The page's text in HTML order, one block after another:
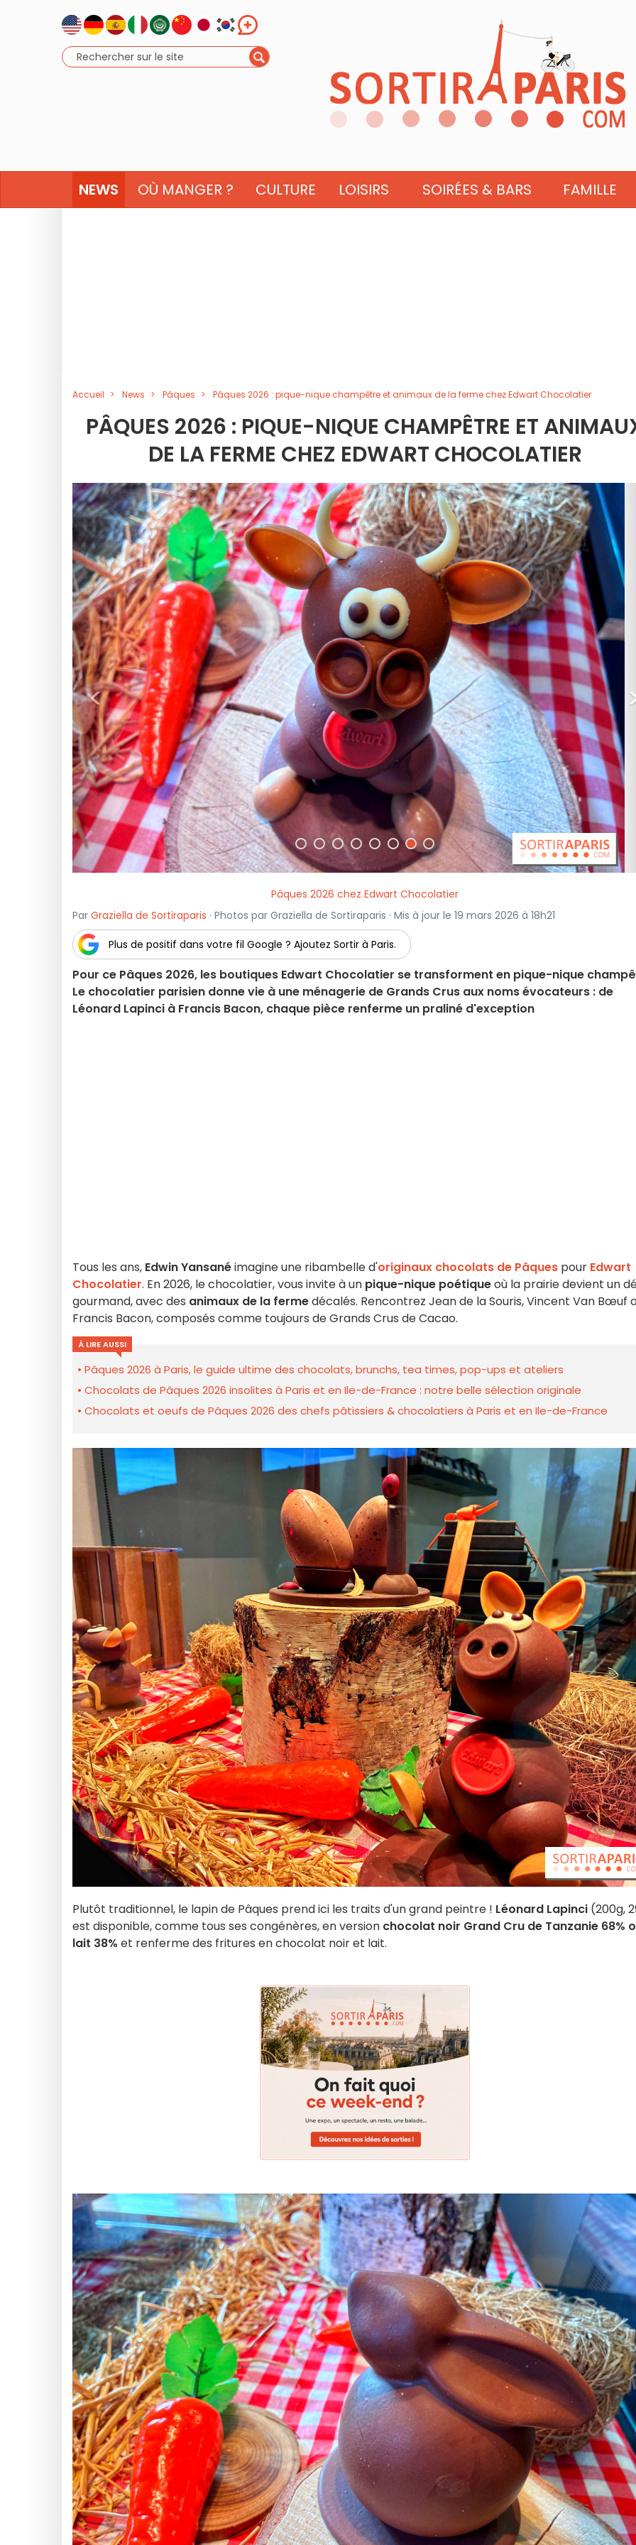
NEWS OÙ MANGER ? CULTURE LOISIRS SOIRÉES & BARS FAMILLE
Accueil News Pâques Pâques 2026 : pique-nique champêtre et animaux de la ferme chez Edwart Chocolatier
PÂQUES 2026 : PIQUE-NIQUE CHAMPÊTRE ET
DE LA FERME CHEZ EDWART CHOCOLATIER
<
Pâques 2026 chez Edwart Chocolatier
Par Graziella de Sortiraparis · Photos par Graziella de Sortiraparis · Mis à jour le 19 mars 2026 à 18h21
Plus de positif dans votre fil Google ? Ajoutez Sortir à Paris.
Pour ce Pâques 2026, les boutiques Edwart Chocolatier se transforment en pique-nique
Le chocolatier parisien donne vie à une ménagerie de Grands Crus aux noms évocateurs : de
Léonard Lapinci à Francis Bacon, chaque pièce renferme un praliné d'exception
Tous les ans, Edwin Yansanéimagine une ribambelle d'originaux chocolats de Pâques pour Edwart
Chocolatier. En 2026, le chocolatier, vous invite à un pique-nique poétiqueoù la prairie devient un
gourmand, avec des animaux de la fermedécalés. Rencontrez Jean de la Souris, Vincent Van Bœuf
Francis Bacon, composés comme toujours de Grands Crus de Cacao.
À LIRE AUSSI
Pâques 2026 à Paris, le guide ultime des chocolats, brunchs, tea times, pop-ups et ateliers
Chocolats de Pâques 2026 insolites à Paris et en Ile-de-France : notre belle sélection originale
Chocolats et oeufs de Pâques 2026 des chefs pâtissiers & chocolatiers à Paris et en Ile-de-France
Plutôt traditionnel, le lapin de Pâques prend ici les traits d'un grand peintre ! Léonard Lapinci (200g,
est disponible, comme tous ses congénères, en version chocolat noir Grand Cru de Tanzanie 68%
lait 38% et renferme des fritures en chocolat noir et lait.